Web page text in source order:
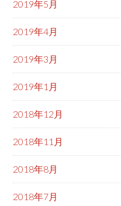
2019年5月
2019年4月
2019年3月
2019年1月
2018年12月
2018年11月
2018年8月
2018年7月